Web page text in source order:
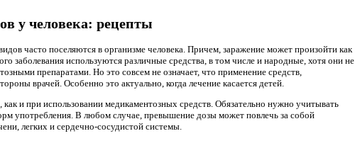
у человека: рецепты
часто поселяются в организме человека. Причем, заражение может произойти как
заболевания используются различные средства, в том числе и народные, хотя они не
препаратами. Но это совсем не означает, что применение средств,
врачей. Особенно это актуально, когда лечение касается детей.
и при использовании медикаментозных средств. Обязательно нужно учитывать
употребления. В любом случае, превышение дозы может повлечь за собой
легких и сердечно-сосудистой системы.